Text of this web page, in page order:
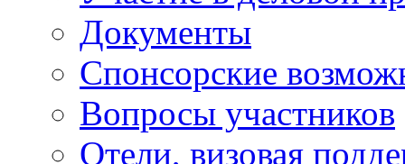
Документы
Спонсорские
Вопросы участников
Отели, визовая